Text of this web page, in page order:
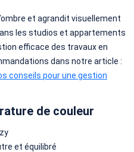
et agrandit visuellement
les studios et appartements
efficace des travaux en
dans notre article :
conseils pour une gestion
de couleur
et équilibré